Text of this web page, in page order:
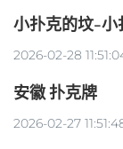
小扑克的坟-小
2026-02-28
安徽 扑克牌
2026-02-27